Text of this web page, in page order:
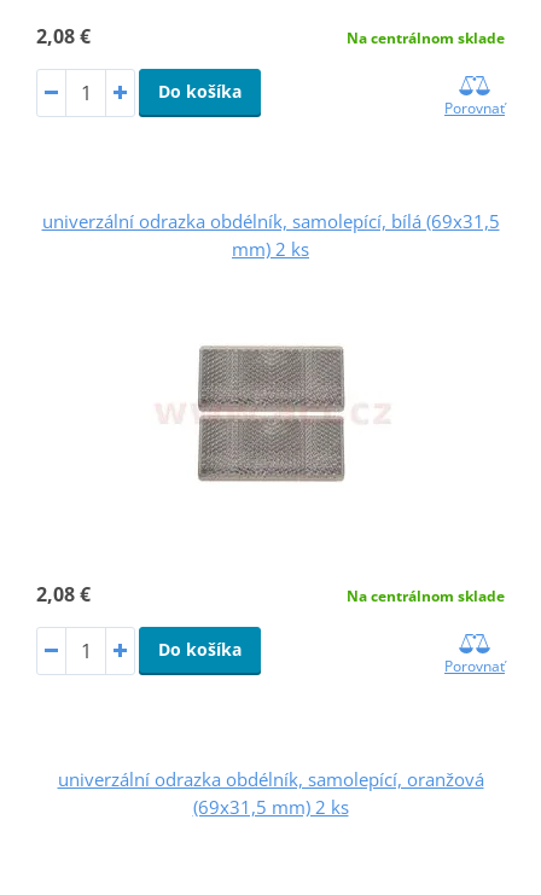
2,08 € Na centrálnom sklade
Do košíka
Porovnať
univerzální odrazka obdélník, samolepící, bílá (69x31,5
mm) 2 ks
2,08 € Na centrálnom sklade
Do košíka
Porovnať
univerzální odrazka obdélník, samolepící, oranžová
(69x31,5 mm) 2 ks